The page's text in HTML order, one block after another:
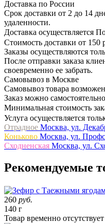
Доставка по России
Срок доставки от 2 до 14
удаленности.
Доставка осуществляется
Стоимость доставки от 150
Заказы осуществляются
После отправки заказа
своевременно ее забрать.
Самовывоз в Москве
Самовывоз товара
Заказ можно
Минимальная стоимость
Услуга осуществляется
Отрадное Москва, ул.
Коньково Москва, ул.
Сходненская Москва, ул.
Рекомендуемые
260 руб.
140 г
Товар временно отсутствует